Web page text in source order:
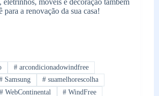
para a renovação da sua casa!
#arcondicionadowindfree
Samsung # suamelhorescolha
#WebContinental # WindFree